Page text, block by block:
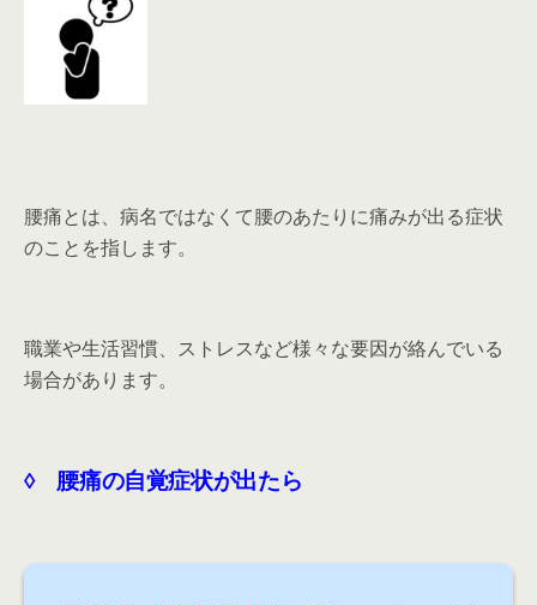
腰痛とは、病名ではなくて腰のあたりに痛みが出る症状
のことを指します。
職業や生活習慣、ストレスなど様々な要因が絡んでいる
場合があります。
◊ 腰痛の自覚症状が出たら